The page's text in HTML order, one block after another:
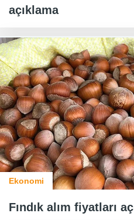
açıklama
Ekonomi
Fındık alım fiyatları